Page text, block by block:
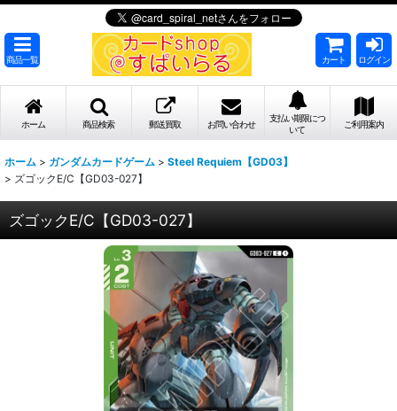
商品一覧 カート ログイン
ホーム 商品検索 郵送買取 お問い合わせ
支払い期限につ
いて
ご利用案内
ホーム > ガンダムカードゲーム > Steel Requiem【GD03】
> ズゴックE/C【GD03-027】
ズゴックE/C【GD03-027】